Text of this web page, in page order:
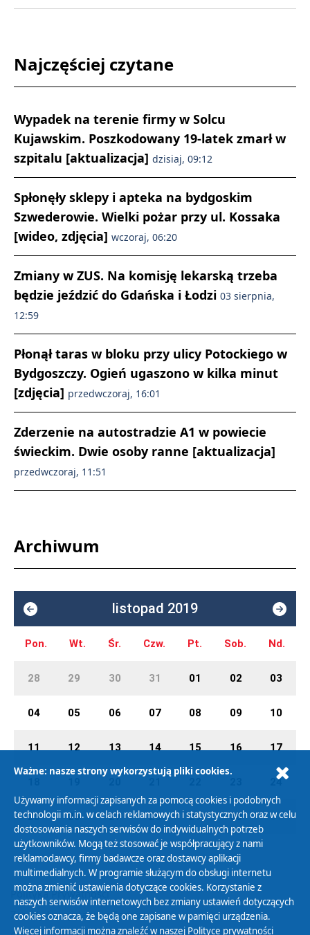
Najczęściej czytane
Wypadek na terenie firmy w Solcu
Kujawskim. Poszkodowany 19-latek zmarł w
szpitalu [aktualizacja] dzisiaj, 09:12
Spłonęły sklepy i apteka na bydgoskim
Szwederowie. Wielki pożar przy ul. Kossaka
[wideo, zdjęcia] wczoraj, 06:20
Zmiany w ZUS. Na komisję lekarską trzeba
będzie jeździć do Gdańska i Łodzi 03 sierpnia,
12:59
Płonął taras w bloku przy ulicy Potockiego w
Bydgoszczy. Ogień ugaszono w kilka minut
[zdjęcia] przedwczoraj, 16:01
Zderzenie na autostradzie A1 w powiecie
świeckim. Dwie osoby ranne [aktualizacja]
przedwczoraj, 11:51
Archiwum
listopad 2019
Pon. Wt. Śr. Czw. Pt. Sob. Nd.
28 29 30 31 01 02 03
04 05 06 07 08 09 10
11 12 13 14 15 16 17
24
25 26 27 28 29 30 01
Polityka Prywatności
Zasady korzystania z Serwisu
Ważne: nasze strony wykorzystują pliki cookies.
Używamy informacji zapisanych za pomocą cookies i podobnych
technologii m.in. w celach reklamowych i statystycznych oraz w celu
dostosowania naszych serwisów do indywidualnych potrzeb
użytkowników. Mogą też stosować je współpracujący z nami
reklamodawcy, firmy badawcze oraz dostawcy aplikacji
multimedialnych. W programie służącym do obsługi internetu
można zmienić ustawienia dotyczące cookies. Korzystanie z
naszych serwisów internetowych bez zmiany ustawień dotyczących
cookies oznacza, że będą one zapisane w pamięci urządzenia.
Więcej informacji można znaleźć w naszej Polityce prywatności